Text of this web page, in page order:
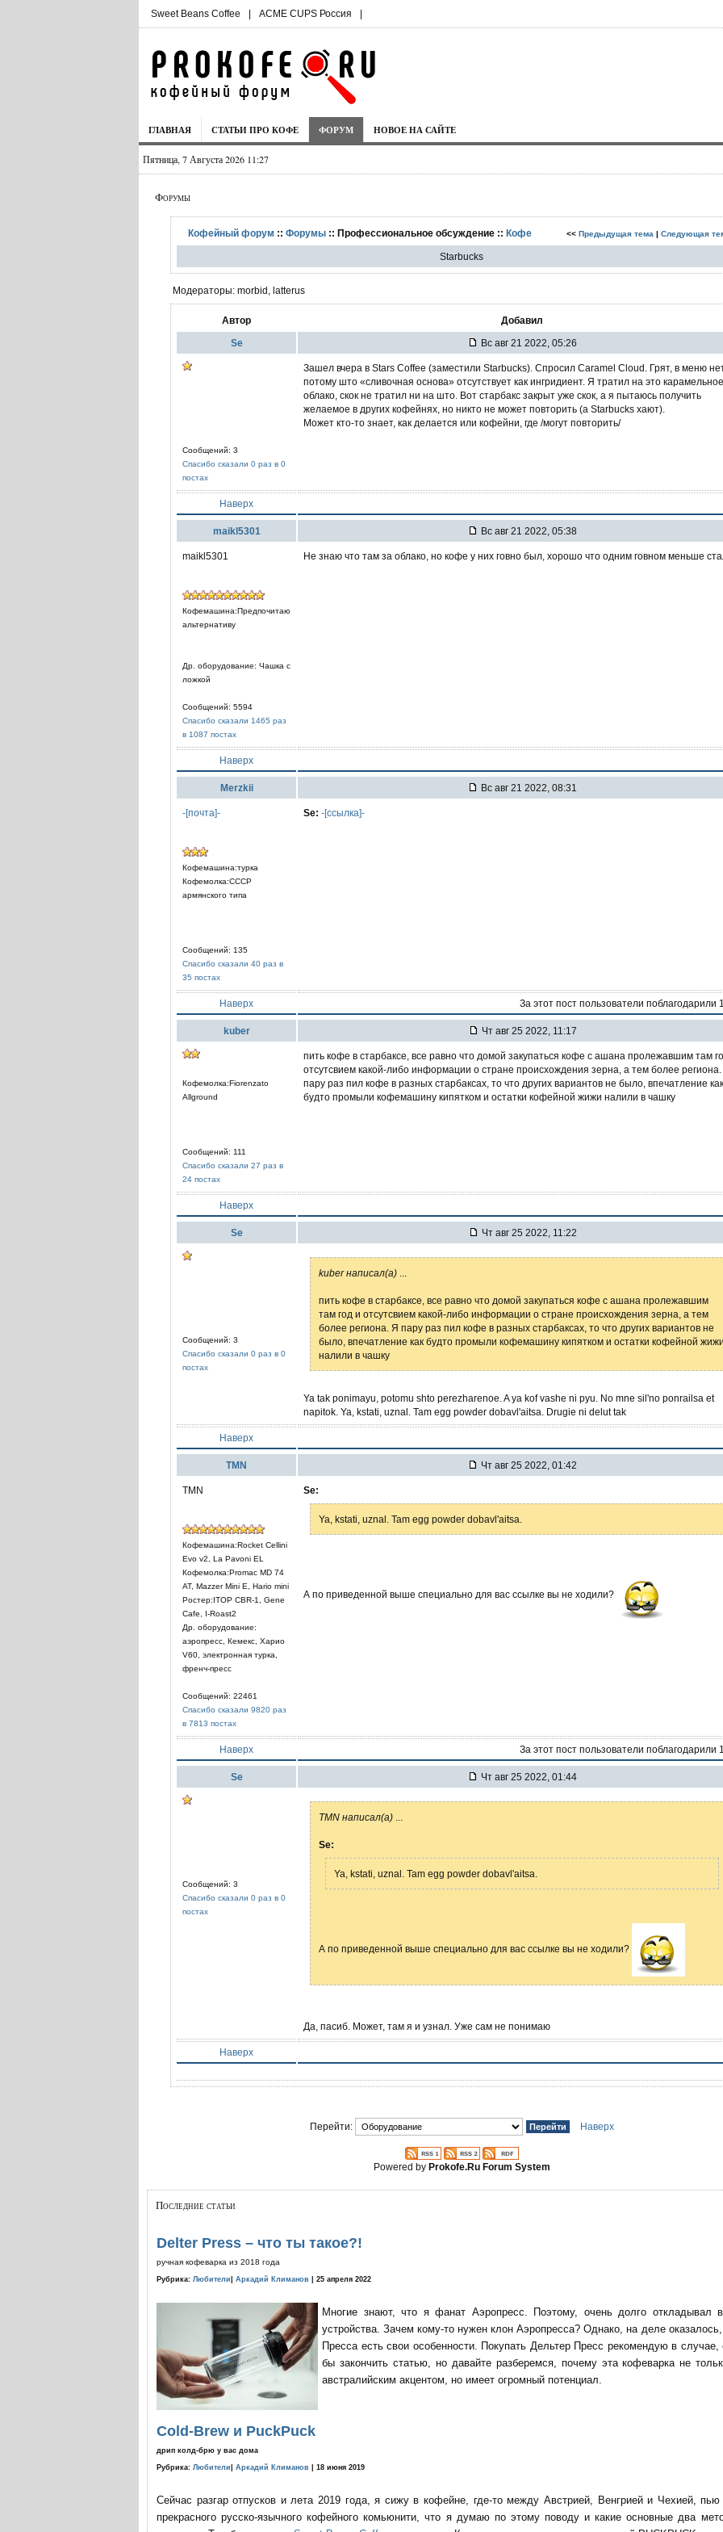
Sweet Beans Coffee | ACME CUPS Россия |
ГЛАВНАЯ СТАТЬИ ПРО КОФЕ ФОРУМ НОВОЕ НА САЙТЕ
Пятница, 7 Августа 2026 11:27
Форумы
Кофейный форум :: Форумы:: Профессиональное обсуждение :: Кофе << Предыдущая тема | Следующая
Starbucks
Модераторы: morbid, latterus
Автор Добавил
Se Вс авг 21 2022, 05:26
Сообщений: 3
Спасибо сказали 0 раз в 0
постах
Зашел вчера в Stars Coffee (заместили Starbucks). Спросил Caramel Cloud. Грят, в меню
потому што «сливочная основа» отсутствует как ингридиент. Я тратил на это карамельное
облако, скок не тратил ни на што. Вот старбакс закрыт уже скок, а я пытаюсь получить
желаемое в других кофейнях, но никто не может повторить (а Starbucks хают).
Может кто-то знает, как делается или кофейни, где /могут повторить/
Наверх
maikl5301 Вс авг 21 2022, 05:38
maikl5301
Кофемашина:Предпочитаю
альтернативу
Др. оборудование: Чашка с
ложкой
Сообщений: 5594
Спасибо сказали 1465 раз
в 1087 постах
Не знаю что там за облако, но кофе у них говно был, хорошо что одним говном меньше
Наверх
Merzkii Вс авг 21 2022, 08:31
-[почта]-
Кофемашина:турка
Кофемолка:СССР
армянского типа
Сообщений: 135
Спасибо сказали 40 раз в
35 постах
Se: -[ссылка]-
Наверх За этот пост пользователи поблагодарили
kuber Чт авг 25 2022, 11:17
Кофемолка:Fiorenzato
Allground
Сообщений: 111
Спасибо сказали 27 раз в
24 постах
пить кофе в старбаксе, все равно что домой закупаться кофе с ашана пролежавшим там
отсутсвием какой-либо информации о стране происхождения зерна, а тем более
пару раз пил кофе в разных старбаксах, то что других вариантов не было, впечатление как
будто промыли кофемашину кипятком и остатки кофейной жижи налили в чашку
Наверх
Se Чт авг 25 2022, 11:22
Сообщений: 3
Спасибо сказали 0 раз в 0
постах
kuber написал(а)
пить кофе в старбаксе, все равно что домой закупаться кофе с ашана пролежавшим
там год и отсутсвием какой-либо информации о стране происхождения зерна, а тем
более региона. Я пару раз пил кофе в разных старбаксах, то что других вариантов не
было, впечатление как будто промыли кофемашину кипятком и остатки кофейной
налили в чашку
Ya tak ponimayu, potomu shto perezharenoe. A ya kof vashe ni pyu. No mne sil'no ponrailsa et
napitok. Ya, kstati, uznal. Tam egg powder dobavl'aitsa. Drugie ni delut tak
Наверх
TMN Чт авг 25 2022, 01:42
TMN
Кофемашина:Rocket Cellini
Evo v2, La Pavoni EL
Кофемолка:Promac MD 74
AT, Mazzer Mini E, Hario mini
Ростер:ITOP CBR-1, Gene
Cafe, I-Roast2
Др. оборудование:
аэропресс, Кемекс, Харио
V60, электронная турка,
френч-пресс
Сообщений: 22461
Спасибо сказали 9820 раз
в 7813 постах
Se:
Ya, kstati, uznal. Tam egg powder dobavl'aitsa.
А по приведенной выше специально для вас ссылке вы не ходили?
Наверх За этот пост пользователи поблагодарили
Se Чт авг 25 2022, 01:44
Сообщений: 3
Спасибо сказали 0 раз в 0
постах
TMN написал(а)
Se:
Ya, kstati, uznal. Tam egg powder dobavl'aitsa.
А по приведенной выше специально для вас ссылке вы не ходили?
Да, пасиб. Может, там я и узнал. Уже сам не понимаю
Наверх
Перейти: Наверх
Powered by Prokofe.Ru Forum System
Последние статьи
Delter Press – что ты такое?!
ручная кофеварка из 2018 года
Рубрика: Любители Аркадий Климанов | 25 апреля 2022
Многие знают, что я фанат Аэропресс. Поэтому, очень долго откладывал
устройства. Зачем кому-то нужен клон Аэропресса? Однако, на деле
Пресса есть свои особенности. Покупать Дельтер Пресс рекомендую в
бы закончить статью, но давайте разберемся, почему эта кофеварка не
австралийским акцентом, но имеет огромный потенциал.
Cold-Brew и PuckPuck
дрип колд-брю у вас дома
Рубрика: Любители Аркадий Климанов | 18 июня 2019
Сейчас разгар отпусков и лета 2019 года, я сижу в кофейне, где-то между Австрией, Венгрией и Чехией,
прекрасного русско-язычного кофейного комьюнити, что я думаю по этому поводу и какие основные два